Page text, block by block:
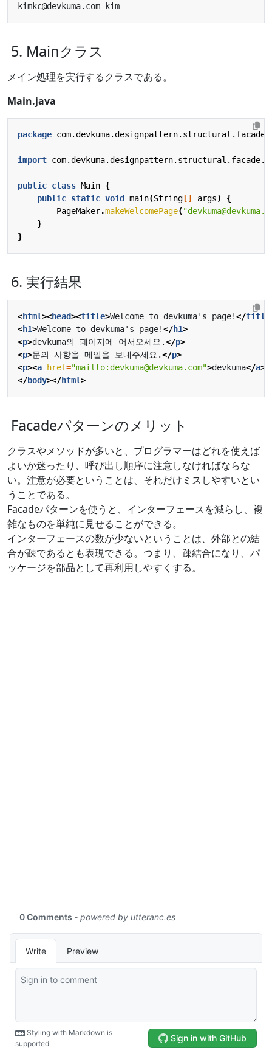
5. Mainクラス
メイン処理を実行するクラスである。
Main.java
package com.devkuma.designpattern.structural.facade
import
public class Main {
public static void main(String [] args)
{
PageMaker.makeWelcomePage(
}
}
6. 実行結果
<html><head><title>Welcome to devkuma's page!</title
<h1>Welcome to devkuma's page!</h1>
<p>devkuma의 페이지에 어서오세요.</p>
<p>문의 사항을 메일을 보내주세요.</p>
<p><a href="mailto:devkuma@devkuma.com">devkuma</a
</body></html>
Facadeパターンのメリット
クラスやメソッドが多いと、プログラマーはどれを使えば
よいか迷ったり、呼び出し順序に注意しなければならな
い。注意が必要ということは、それだけミスしやすいとい
うことである。
Facadeパターンを使うと、インターフェースを減らし、複
雑なものを単純に見せることができる。
インターフェースの数が少ないということは、外部との結
合が疎であるとも表現できる。つまり、疎結合になり、パ
ッケージを部品として再利用しやすくする。